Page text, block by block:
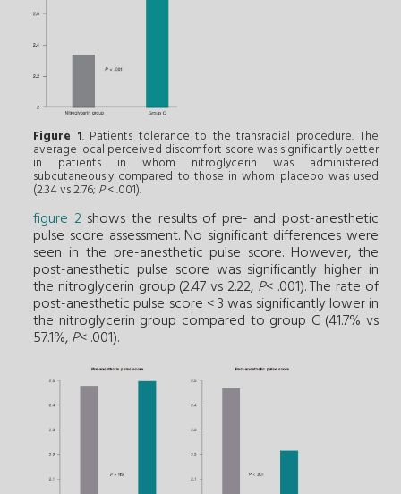
Figure 1. Patients tolerance to the transradial procedure. The
average local perceived discomfort score was significantly better
in patients in whom nitroglycerin was administered
subcutaneously compared to those in whom placebo was used
(2.34 vs 2.76; P< .001).
figure 2shows the results of pre- and post-anesthetic
pulse score assessment. No significant differences were
seen in the pre-anesthetic pulse score. However, the
post-anesthetic pulse score was significantly higher in
the nitroglycerin group (2.47 vs 2.22, P< .001). The rate of
post-anesthetic pulse score < 3 was significantly lower in
the nitroglycerin group compared to group C (41.7% vs
57.1%,P< .001).